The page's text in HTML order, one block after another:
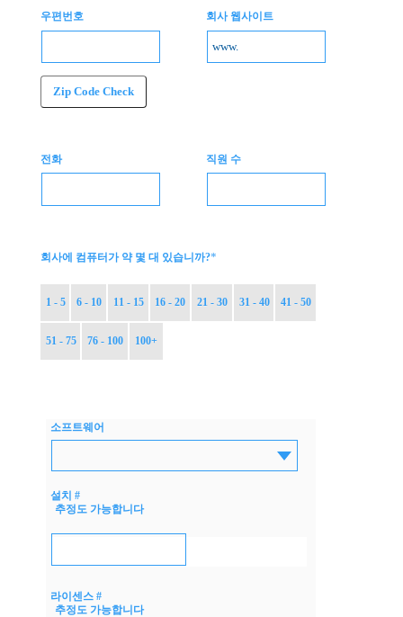
우편번호
Zip Code Check
회사 웹사이트
전화 직원 수
회사에 컴퓨터가 약 몇 대 있습니까?*
1 - 5 6 - 10 11 - 15 16 - 20 21 - 30 31 - 40 41 - 50
51 - 75 76 - 100 100+
소프트웨어
설치 #
추정도 가능합니다
라이센스 #
추정도 가능합니다